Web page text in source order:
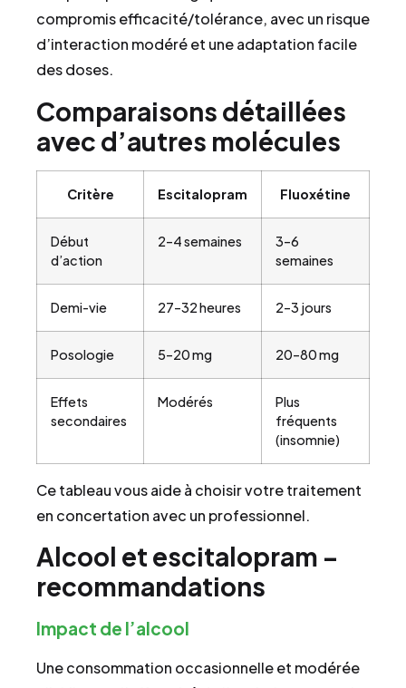
compromis efficacité/tolérance, avec un risque
d’interaction modéré et une adaptation facile
des doses.
Comparaisons détaillées
avec d’autres molécules
Critère Escitalopram Fluoxétine
Début
d’action
2–4 semaines
3–6
semaines
Demi-vie 27–32 heures 2–3 jours
Posologie 5–20 mg 20–80 mg
Effets
secondaires
Modérés
Plus
fréquents
(insomnie)
Ce tableau vous aide à choisir votre traitement
en concertation avec un professionnel.
Alcool et escitalopram –
recommandations
Impact de l’alcool
Une consommation occasionnelle et modérée